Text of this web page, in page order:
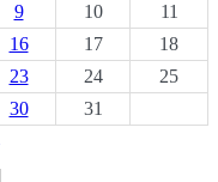
9 10
11
16 17
18
23 24
25
30
31